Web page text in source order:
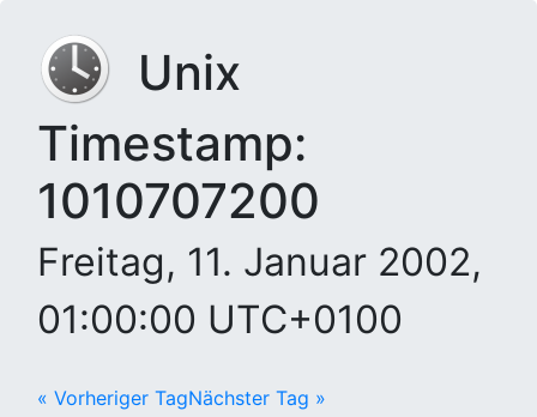
Unix
Timestamp:
1010707200
Freitag, 11. Januar 2002,
01:00:00 UTC+0100
« Vorheriger TagNächster Tag »